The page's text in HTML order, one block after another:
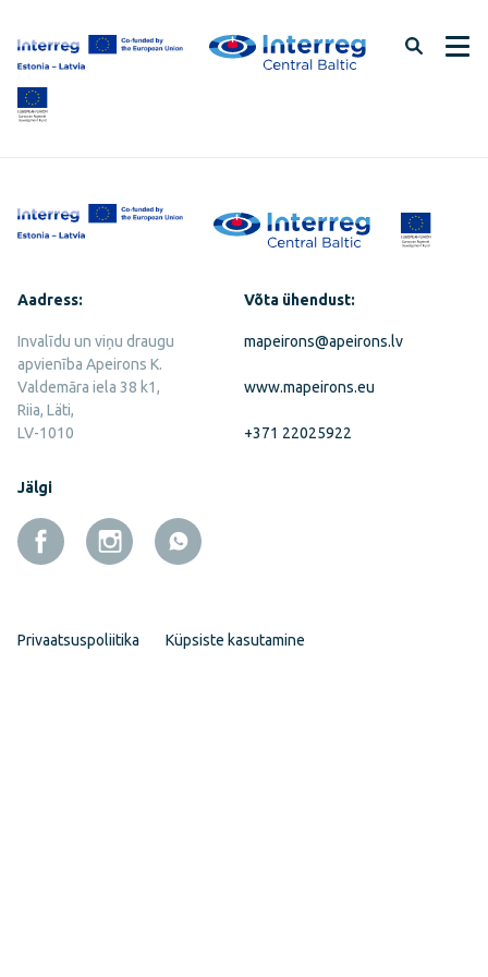
lehe
sisu
vahele
Aadress:
Invalīdu un viņu draugu
apvienība Apeirons K.
Valdemāra iela 38 k1,
Riia, Läti,
LV-1010
Võta ühendust:
mapeirons@apeirons.lv
www.mapeirons.eu
+371 22025922
Jälgi
Privaatsuspoliitika Küpsiste kasutamine